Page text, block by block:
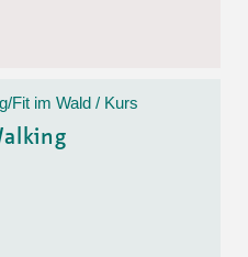
Fit im Wald / Kurs